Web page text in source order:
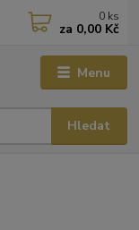
Menu
Hledat
0 ks
za 0,00 Kč